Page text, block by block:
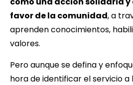
favor de la comunidad, a
aprenden conocimientos,
valores.
Pero aunque se defina y
hora de identificar el servicio a